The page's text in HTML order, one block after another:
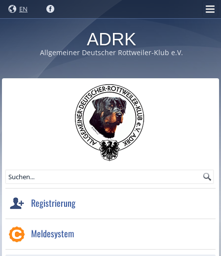
EN
ADRK
Allgemeiner Deutscher Rottweiler-Klub e.V.
Registrierung
Meldesystem